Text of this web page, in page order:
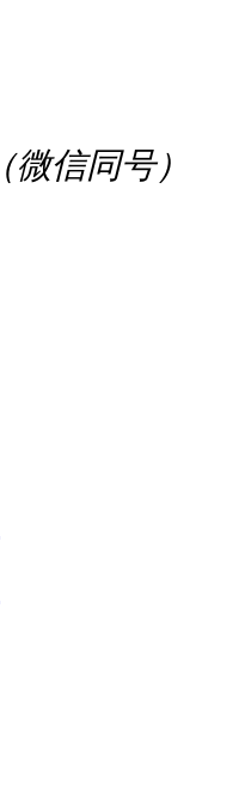
（微信同号）